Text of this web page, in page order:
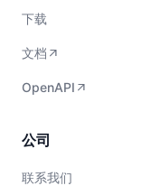
下载
文档
OpenAPI
公司
联系我们